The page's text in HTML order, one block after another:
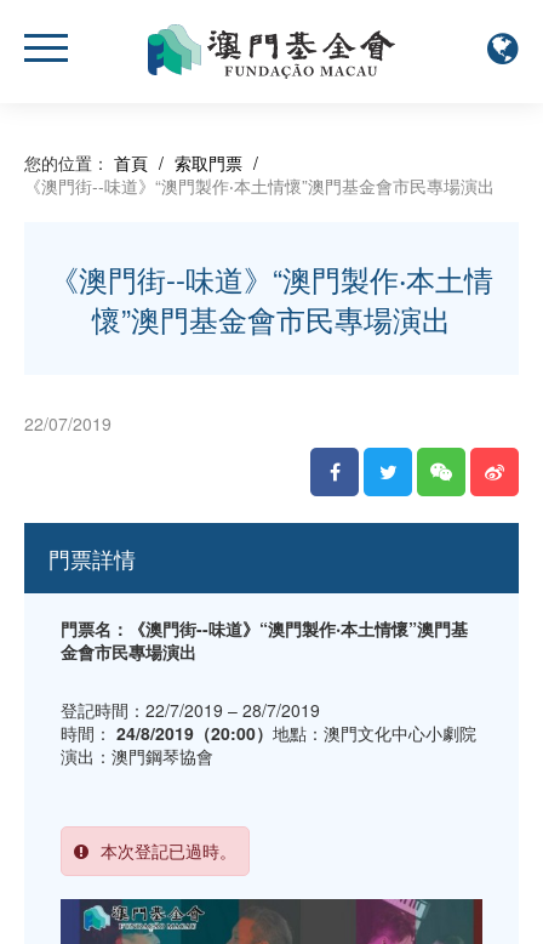
您的位置： 首頁 / 索取門票 /
《澳門街--味道》“澳門製作‧本土情懷”澳門基金會市民專場演出
《澳門街--味道》“澳門製作‧本土情
懷”澳門基金會市民專場演出
22/07/2019
門票詳情
門票名：《澳門街--味道》“澳門製作‧本土情懷”澳門基
金會市民專場演出
登記時間：22/7/2019 – 28/7/2019
時間： 24/8/2019（20:00） 地點：澳門文化中心小劇院
演出：澳門鋼琴協會
本次登記已過時。